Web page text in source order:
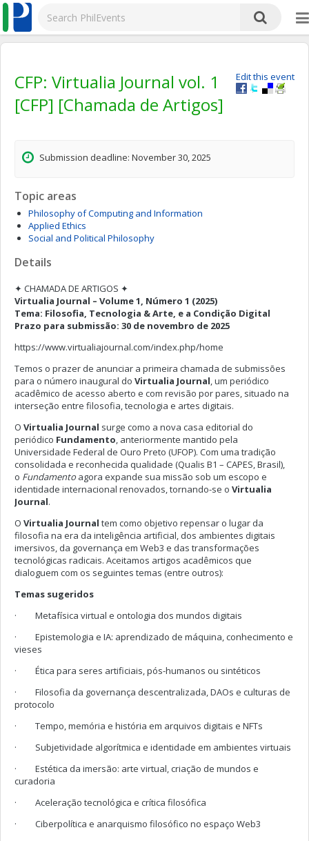
Edit this event
CFP: Virtualia Journal vol. 1
[CFP] [Chamada de Artigos]
Submission deadline: November 30, 2025
Topic areas
Philosophy of Computing and Information
Applied Ethics
Social and Political Philosophy
Details
✦ CHAMADA DE ARTIGOS ✦
Virtualia Journal – Volume 1, Número 1 (2025)
Tema: Filosofia, Tecnologia & Arte, e a Condição Digital
Prazo para submissão: 30 de novembro de 2025
https://www.virtualiajournal.com/index.php/home
Temos o prazer de anunciar a primeira chamada de submissões
para o número inaugural do Virtualia Journal, um periódico
acadêmico de acesso aberto e com revisão por pares, situado na
interseção entre filosofia, tecnologia e artes digitais.
O Virtualia Journal surge como a nova casa editorial do
periódico Fundamento, anteriormente mantido pela
Universidade Federal de Ouro Preto (UFOP). Com uma tradição
consolidada e reconhecida qualidade (Qualis B1 – CAPES, Brasil),
o Fundamento agora expande sua missão sob um escopo e
identidade internacional renovados, tornando-se o Virtualia
Journal.
O Virtualia Journal tem como objetivo repensar o lugar da
filosofia na era da inteligência artificial, dos ambientes digitais
imersivos, da governança em Web3 e das transformações
tecnológicas radicais. Aceitamos artigos acadêmicos que
dialoguem com os seguintes temas (entre outros):
Temas sugeridos
· Metafísica virtual e ontologia dos mundos digitais
· Epistemologia e IA: aprendizado de máquina, conhecimento e
vieses
· Ética para seres artificiais, pós-humanos ou sintéticos
· Filosofia da governança descentralizada, DAOs e culturas de
protocolo
· Tempo, memória e história em arquivos digitais e NFTs
· Subjetividade algorítmica e identidade em ambientes virtuais
· Estética da imersão: arte virtual, criação de mundos e
curadoria
· Aceleração tecnológica e crítica filosófica
· Ciberpolítica e anarquismo filosófico no espaço Web3